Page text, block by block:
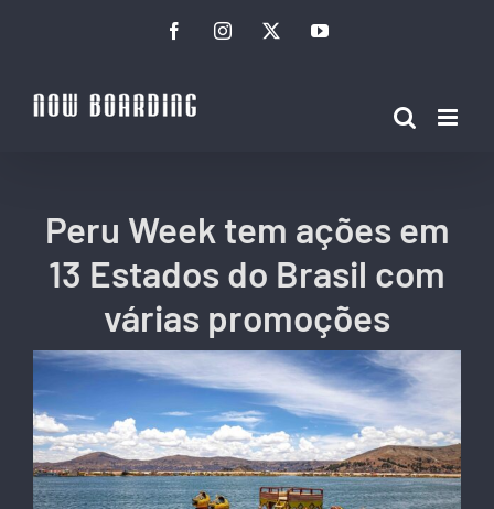
conteúdo
FacebookInstagramTwitterYouTube
Peru Week tem ações em
13 Estados do Brasil com
várias promoções